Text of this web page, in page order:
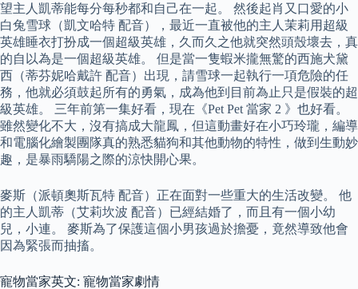
望主人凱蒂能每分每秒都和自己在一起。 然後起肖又口愛的小
白兔雪球（凱文哈特 配音），最近一直被他的主人茉莉用超級
英雄睡衣打扮成一個超級英雄，久而久之他就突然頭殼壞去，真
的自以為是一個超級英雄。 但是當一隻蝦米攏無驚的西施犬黛
西（蒂芬妮哈戴許 配音）出現，請雪球一起執行一項危險的任
務，他就必須鼓起所有的勇氣，成為他到目前為止只是假裝的超
級英雄。 三年前第一集好看，現在《Pet Pet 當家 2 》也好看。
雖然變化不大，沒有搞成大龍鳳，但這動畫好在小巧玲瓏，編導
和電腦化繪製團隊真的熟悉貓狗和其他動物的特性，做到生動妙
趣，是暴雨驕陽之際的涼快開心果。
麥斯（派頓奧斯瓦特 配音）正在面對一些重大的生活改變。 他
的主人凱蒂（艾莉坎波 配音）已經結婚了，而且有一個小幼
兒，小連。 麥斯為了保護這個小男孩過於擔憂，竟然導致他會
因為緊張而抽搐。
寵物當家英文: 寵物當家劇情